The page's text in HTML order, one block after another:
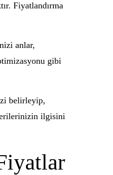
Fiyatlandırma
anlar,
gibi
belirleyip,
ilgisini